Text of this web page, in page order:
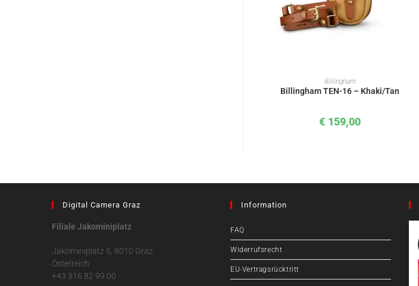
IN DEN WARENKORB
Billingham
Billingham TEN-16 – Khaki/Tan
€ 159,00
Digital Camera Graz
Filiale Jakominiplatz
Jakominiplatz 5, 8010 Graz
Österreich
+43 316 82 99 00
Information
FAQ
Widerrufsrecht
EU-Vertragsrücktritt